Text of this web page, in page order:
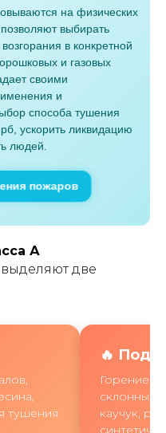
на физических
выбирать
в конкретной
и газовых
своими
и
способа тушения
ускорить ликвидацию
людей.
пожаров
А
две
тушения
🔥
Горение
склонных
каучук,